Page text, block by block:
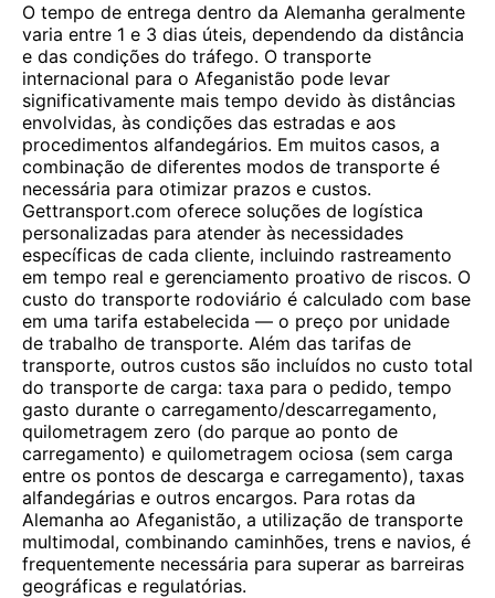
O tempo de entrega dentro da Alemanha geralmente
varia entre 1 e 3 dias úteis, dependendo da distância
e das condições do tráfego. O transporte
internacional para o Afeganistão pode levar
significativamente mais tempo devido às distâncias
envolvidas, às condições das estradas e aos
procedimentos alfandegários. Em muitos casos, a
combinação de diferentes modos de transporte é
necessária para otimizar prazos e custos.
Gettransport.com oferece soluções de logística
personalizadas para atender às necessidades
específicas de cada cliente, incluindo rastreamento
em tempo real e gerenciamento proativo de riscos. O
custo do transporte rodoviário é calculado com base
em uma tarifa estabelecida — o preço por unidade
de trabalho de transporte. Além das tarifas de
transporte, outros custos são incluídos no custo total
do transporte de carga: taxa para o pedido, tempo
gasto durante o carregamento/descarregamento,
quilometragem zero (do parque ao ponto de
carregamento) e quilometragem ociosa (sem carga
entre os pontos de descarga e carregamento), taxas
alfandegárias e outros encargos. Para rotas da
Alemanha ao Afeganistão, a utilização de transporte
multimodal, combinando caminhões, trens e navios, é
frequentemente necessária para superar as barreiras
geográficas e regulatórias.